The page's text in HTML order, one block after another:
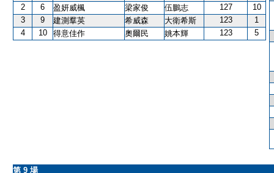
2
6 盈妍威楓 梁家俊 伍鵬志 127
10
3
9 建測羣英 希威森 大衛希斯 123
1
4
10 得意佳作 奧爾民 姚本輝 123 5
第 9 場